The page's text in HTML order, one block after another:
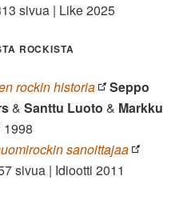
sivua | Like 2025
ROCKISTA
rockin historia
Seppo
&Santtu Luoto & Markku
1998
sanoittajaa
sivua | Idiootti 2011